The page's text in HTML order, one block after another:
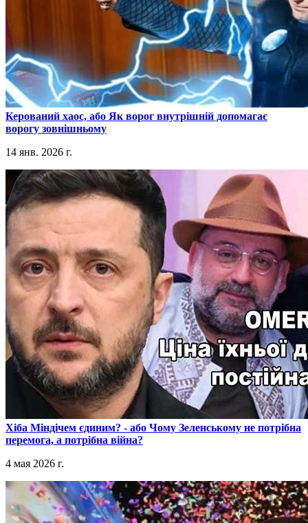
​Керований хаос, або Як ворог внутрішній допомагає
ворогу зовнішньому
14 янв. 2026 г.
​Хіба Міндічем єдиним? - або Чому Зеленському не потрібна
перемога, а потрібна війна?
4 мая 2026 г.